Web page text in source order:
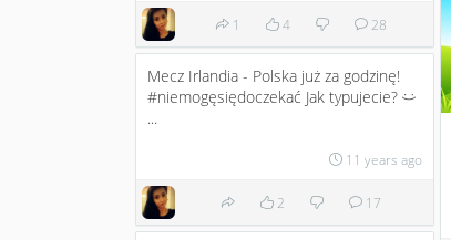
1 4 28
Mecz Irlandia - Polska już za godzinę!
#niemogęsiędoczekać Jak typujecie? :)
...
11 years ago
2 17